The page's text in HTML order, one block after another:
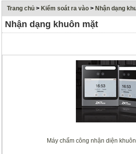
Trang chủ > Kiểm soát ra vào > Nhận dạng
Nhận dạng khuôn mặt
Máy chấm công nhận diện